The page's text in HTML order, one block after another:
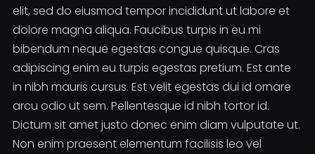
elit, sed do eiusmod tempor incididunt ut labore et
dolore magna aliqua. Faucibus turpis in eu mi
bibendum neque egestas congue quisque. Cras
adipiscing enim eu turpis egestas pretium. Est ante
in nibh mauris cursus. Est velit egestas dui id ornare
arcu odio ut sem. Pellentesque id nibh tortor id.
Dictum sit amet justo donec enim diam vulputate ut.
Non enim praesent elementum facilisis leo vel